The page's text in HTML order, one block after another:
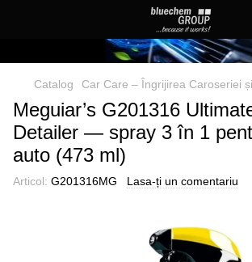
Catalog Car Care – Îngrijirea Caroseriei
Meguiar’s G201316
Detailer — spray 3 în 1
auto (473 ml)
Articol: G201316MG Lasa-ți un comentariu